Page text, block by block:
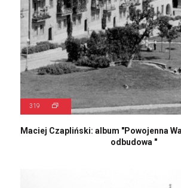
319
Maciej Czapliński: album "Powojenna
odbudowa "